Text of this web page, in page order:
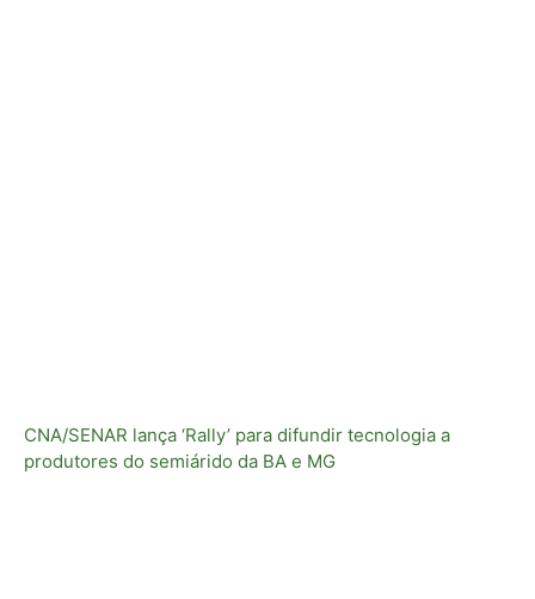
CNA/SENAR lança ‘Rally’ para difundir tecnologia a
produtores do semiárido da BA e MG